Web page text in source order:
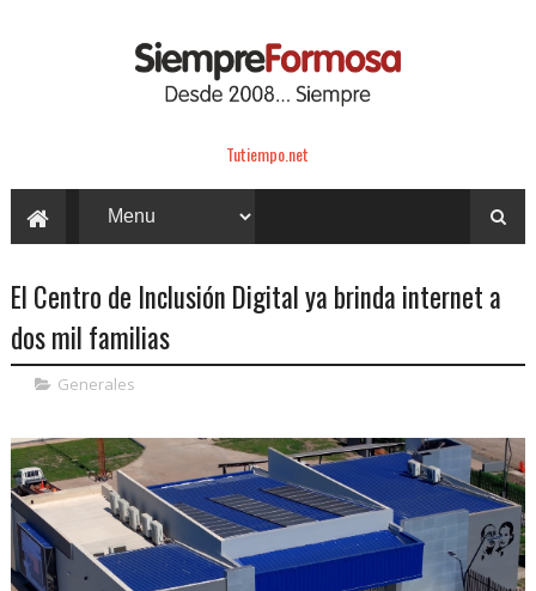
Tutiempo.net
El Centro de Inclusión Digital ya brinda internet a
dos mil familias
Generales